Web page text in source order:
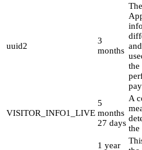
uuid2
3
months
the
VISITOR_INFO1_LIVE
5
months
27 days
A
the
1 year